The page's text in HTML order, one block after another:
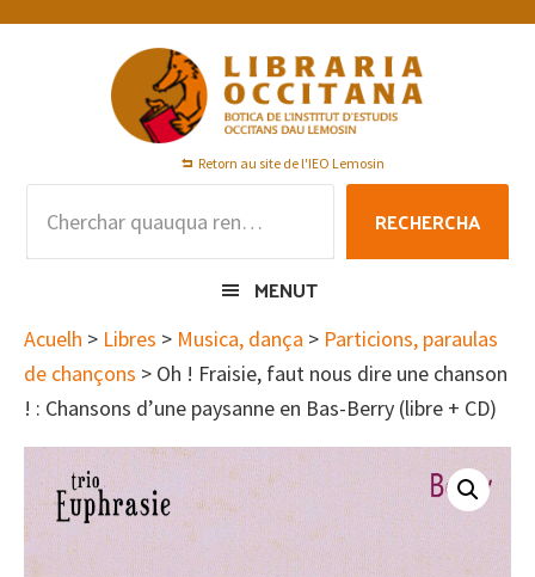
Skip
Skip
Skip
Retorn au site de l'IEO Lemosin
RECHERCHA
MENUT
Acuelh > Libres > Musica, dança > Particions, paraulas
de chançons > Oh ! Fraisie, faut nous dire une chanson
! : Chansons d’une paysanne en Bas-Berry (libre + CD)